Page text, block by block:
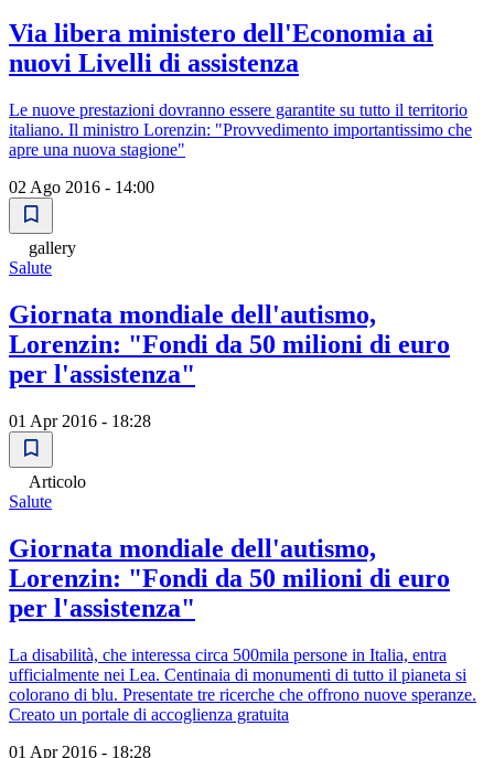
Via libera ministero dell'Economia ai
nuovi Livelli di assistenza
Le nuove prestazioni dovranno essere garantite su tutto il territorio
italiano. Il ministro Lorenzin: "Provvedimento importantissimo che
apre una nuova stagione"
02 Ago 2016 - 14:00
gallery
Salute
Giornata mondiale dell'autismo,
Lorenzin: "Fondi da 50 milioni di euro
per l'assistenza"
01 Apr 2016 - 18:28
Articolo
Salute
Giornata mondiale dell'autismo,
Lorenzin: "Fondi da 50 milioni di euro
per l'assistenza"
La disabilità, che interessa circa 500mila persone in Italia, entra
ufficialmente nei Lea. Centinaia di monumenti di tutto il pianeta si
colorano di blu. Presentate tre ricerche che offrono nuove speranze.
Creato un portale di accoglienza gratuita
01 Apr 2016 - 18:28